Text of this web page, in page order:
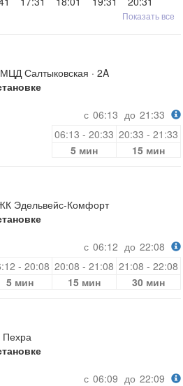
Показать все
Салтыковская · 2A
с 06:13 до 21:33
06:13 - 20:33 20:33 - 21:33
5 мин
15 мин
Эдельвейс-Комфорт
с 06:12 до 22:08
- 20:08 20:08 - 21:08 21:08 - 22:08
5 мин
15 мин 30 мин
с 06:09 до 22:09